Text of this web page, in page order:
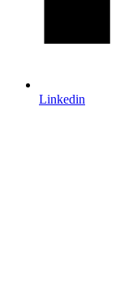
Linkedin